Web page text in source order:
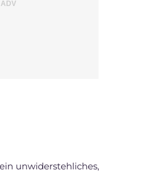
unwiderstehliches,